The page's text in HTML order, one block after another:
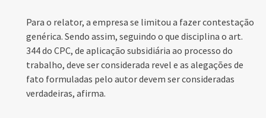
Para o relator, a empresa se limitou a fazer contestação
genérica. Sendo assim, seguindo o que disciplina o art.
344 do CPC, de aplicação subsidiária ao processo do
trabalho, deve ser considerada revel e as alegações de
fato formuladas pelo autor devem ser consideradas
verdadeiras, afirma.